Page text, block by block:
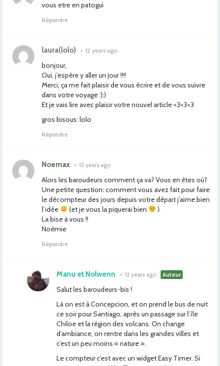
vous etre en patogui
Répondre
laura(lolo) • 12 years ago
bonjour,
Oui, j’espère y aller un jour !!!!
Merci, ça me fait plaisir de vous écrire et de vous suivre
dans votre voyage :);)
Et je vais lire avec plaisir votre nouvel article <3<3<3
gros bisous: lolo
Répondre
Noemax • 12 years ago
Alors les baroudeurs comment ça va? Vous en êtes où?
Une petite question: comment vous avez fait pour faire
le décompteur des jours depuis votre départ j’aime bien
l’idée
(et je vous la piquerai bien
)
La bise à vous !!
Noémie
Répondre
Manu et Nolwenn • 12 years ago Auteur
Salut les baroudeurs-bis !
Là on est à Concepcion, et on prend le bus de nuit
ce soir pour Santiago, après un passage sur l’île
Chiloe et la région des volcans. On change
d’ambiance, on rentre dans les grandes villes et
c’est un peu moins « nature ».
Le compteur c’est avec un widget Easy Timer. Si